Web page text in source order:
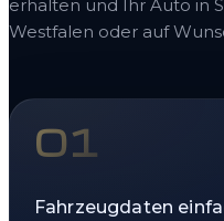
erhalten und Ihr Auto in
Westfalen oder auf
01
Fahrzeugdaten